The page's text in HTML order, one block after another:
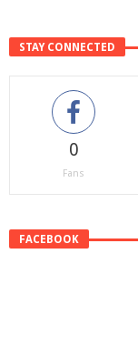
STAY CONNECTED
0
Fans
FACEBOOK